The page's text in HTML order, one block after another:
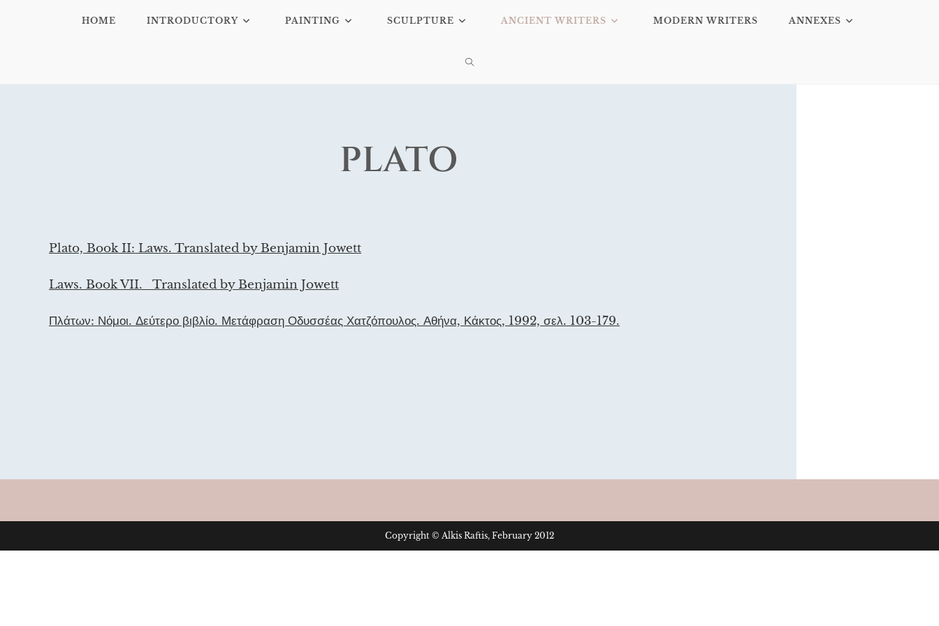
HOME INTRODUCTORY PAINTING SCULPTURE ANCIENT WRITERS MODERN WRITERS ANNEXES
PLATO
Plato, Book II: Laws. Translated by Benjamin Jowett
Laws. Book VII. Translated by Benjamin Jowett
Πλάτων: Νόμοι. Δεύτερο βιβλίο. Μετάφραση Οδυσσέας Χατζόπουλος. Αθήνα, Κάκτος, 1992, σελ. 103-179.
Copyright © Alkis Raftis, February 2012